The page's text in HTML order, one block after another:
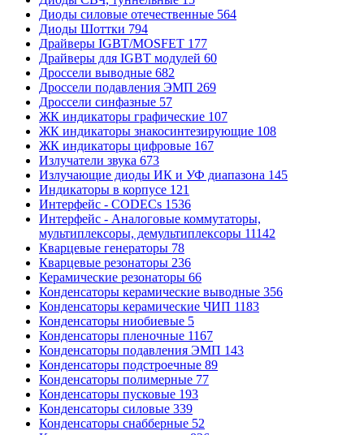
Диоды силовые отечественные 564
Диоды Шоттки 794
Драйверы IGBT/MOSFET 177
Драйверы для IGBT модулей 60
Дроссели выводные 682
Дроссели подавления ЭМП 269
Дроссели синфазные 57
ЖК индикаторы графические 107
ЖК индикаторы знакосинтезирующие 108
ЖК индикаторы цифровые 167
Излучатели звука 673
Излучающие диоды ИК и УФ диапазона 145
Индикаторы в корпусе 121
Интерфейс - CODECs 1536
Интерфейс - Аналоговые коммутаторы,
мультиплексоры, демультиплексоры 11142
Кварцевые генераторы 78
Кварцевые резонаторы 236
Керамические резонаторы 66
Конденсаторы керамические выводные 356
Конденсаторы керамические ЧИП 1183
Конденсаторы ниобиевые 5
Конденсаторы пленочные 1167
Конденсаторы подавления ЭМП 143
Конденсаторы подстроечные 89
Конденсаторы полимерные 77
Конденсаторы пусковые 193
Конденсаторы силовые 339
Конденсаторы снабберные 52